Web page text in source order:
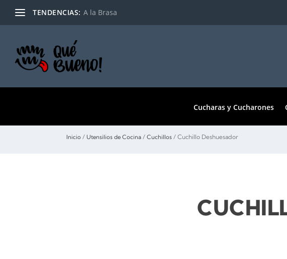
TENDENCIAS: A la Brasa
Cucharas y Cucharones
Inicio / Utensilios de Cocina / Cuchillos / Cuchillo Deshuesador